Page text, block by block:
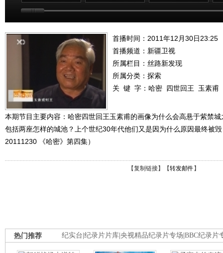
首播时间：2011年12月30日23:25
首播频道： 新疆卫视
所属栏目： 丝路新发现
所属分类：探索
关 键 字： 哈密 四世回王 玉素甫
本期节目主要内容：哈密四世回王玉素甫的画像为什么会高悬于紫禁
包括两座怎样的城池？上个世纪30年代他们又是因为什么原因最终被
20111230 《哈密》第四集）
【复制链接】【转发邮件 】
纪实台 纪录片片库 央视精品纪录片专场 BBC纪录片
热门推荐